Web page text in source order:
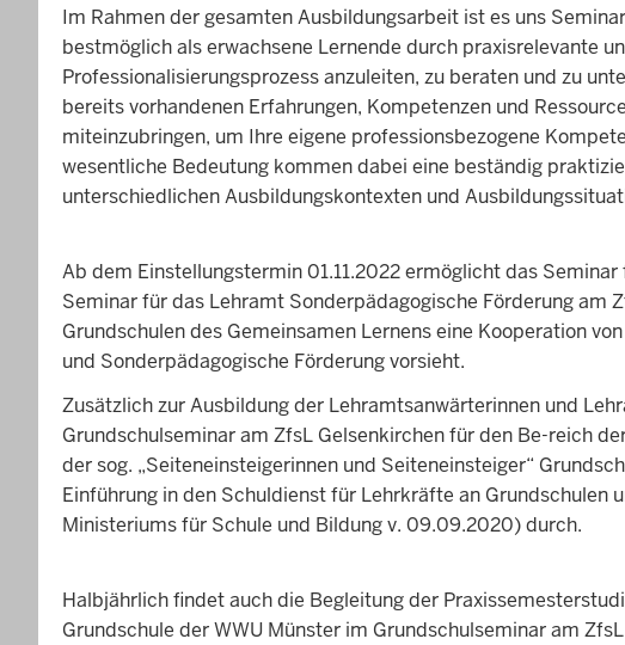
Im Rahmen der gesamten Ausbildungsarbeit ist es uns
bestmöglich als erwachsene Lernende durch praxisrelevante
Professionalisierungsprozess anzuleiten, zu beraten und zu
bereits vorhandenen Erfahrungen, Kompetenzen und
miteinzubringen, um Ihre eigene professionsbezogene
wesentliche Bedeutung kommen dabei eine beständig
unterschiedlichen Ausbildungskontexten und
Ab dem Einstellungstermin 01.11.2022 ermöglicht das
Seminar für das Lehramt Sonderpädagogische Förderung am
Grundschulen des Gemeinsamen Lernens eine Kooperation
und Sonderpädagogische Förderung vorsieht.
Zusätzlich zur Ausbildung der Lehramtsanwärterinnen und
Grundschulseminar am ZfsL Gelsenkirchen für den Be-reich
der sog. „Seiteneinsteigerinnen und Seiteneinsteiger“
Einführung in den Schuldienst für Lehrkräfte an Grundschulen
Ministeriums für Schule und Bildung v. 09.09.2020) durch.
Halbjährlich findet auch die Begleitung der
Grundschule der WWU Münster im Grundschulseminar am